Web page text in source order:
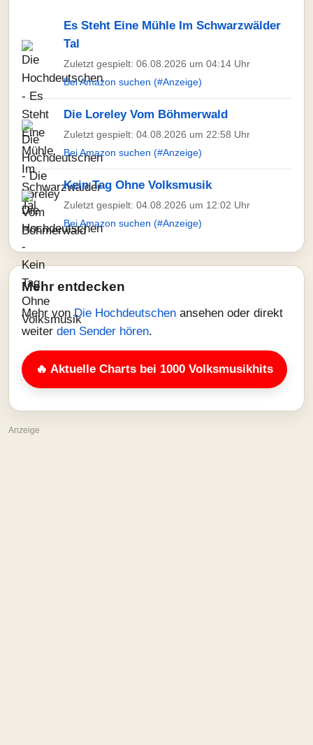
Es Steht Eine Mühle Im Schwarzwälder
Tal
Zuletzt gespielt: 06.08.2026 um 04:14 Uhr
Bei Amazon suchen (#Anzeige)
Die Loreley Vom Böhmerwald
Zuletzt gespielt: 04.08.2026 um 22:58 Uhr
Bei Amazon suchen (#Anzeige)
Kein Tag Ohne Volksmusik
Zuletzt gespielt: 04.08.2026 um 12:02 Uhr
Bei Amazon suchen (#Anzeige)
Mehr entdecken
Mehr vonDie Hochdeutschen ansehen oder direkt
weiter den Sender hören.
🔥 Aktuelle Charts bei 1000 Volksmusikhits
Anzeige